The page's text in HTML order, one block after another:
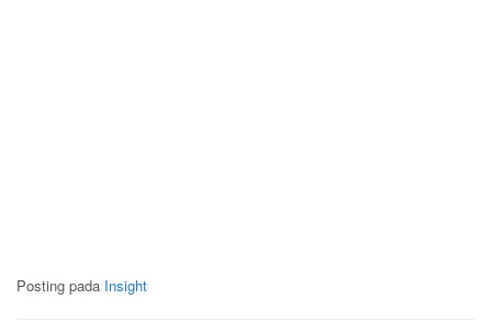
Posting pada Insight